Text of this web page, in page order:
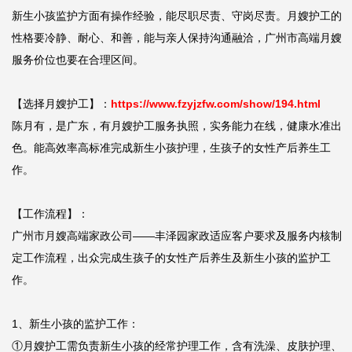
新生小孩监护方面有操作经验，能尽职尽责、守岗尽责。月嫂护工的
性格要冷静、耐心、和善，能与亲人保持沟通融洽，广州市高端月嫂
服务价位也要在合理区间。
【选择月嫂护工】： https://www.fzyjzfw.com/show/194.html
陈月有，是广东，有月嫂护工服务执照，实务能力在线，健康水准出
色。能高效率高标准完成新生小孩护理，生孩子的女性产后养生工
作。
【工作流程】：
广州市月嫂高端家政公司——丰泽园家政适应客户要求及服务内核制
定工作流程，出众完成生孩子的女性产后养生及新生小孩的监护工
作。
1、新生小孩的监护工作：
①月嫂护工需负责新生小孩的经常护理工作，含有洗澡、皮肤护理、